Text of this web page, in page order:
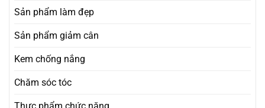
Sản phẩm làm đẹp
Sản phẩm giảm cân
Kem chống nắng
Chăm sóc tóc